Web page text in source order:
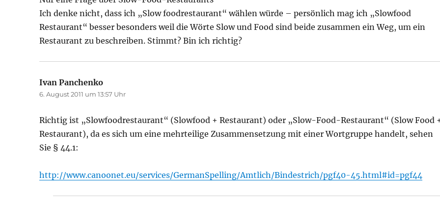
Ich denke nicht, dass ich „Slow foodrestaurant“ wählen würde – persönlich mag ich „Slowfood
Restaurant“ besser besonders weil die Wörte Slow und Food sind beide zusammen ein Weg, um ein
Restaurant zu beschreiben. Stimmt? Bin ich richtig?
Ivan Panchenko
6. August 2011 um 13:57 Uhr
Richtig ist „Slowfoodrestaurant“ (Slowfood + Restaurant) oder „Slow-Food-Restaurant“ (Slow Food
Restaurant), da es sich um eine mehrteilige Zusammensetzung mit einer Wortgruppe handelt, sehen
Sie § 44.1:
http://www.canoonet.eu/services/GermanSpelling/Amtlich/Bindestrich/pgf40-45.html#id=pgf44